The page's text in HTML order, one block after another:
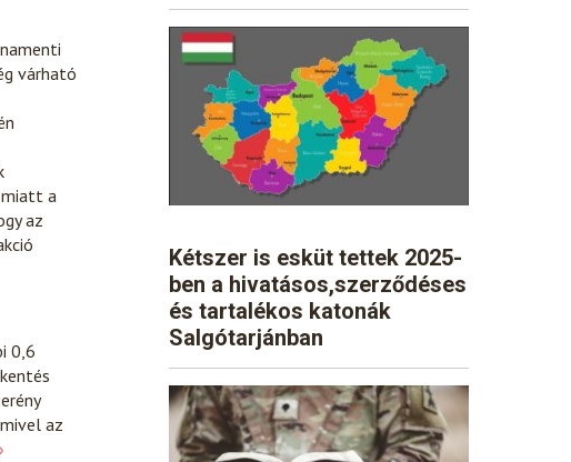
várható
miatt a
az
0,6
az
Kétszer is esküt tettek 2025-
ben a hivatásos,szerződéses
és tartalékos katonák
Salgótarjánban